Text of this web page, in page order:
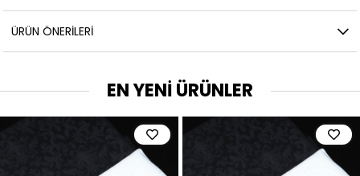
ÜRÜN ÖNERILERI
EN YENİ ÜRÜNLER